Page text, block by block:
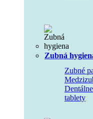
Zubná
Zubné
tablety